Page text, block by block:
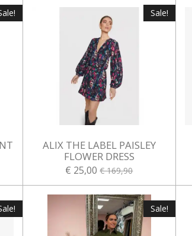
Sale!
ALIX THE LABEL PAISLEY
FLOWER DRESS
€ 25,00 € 169,90
Sale!